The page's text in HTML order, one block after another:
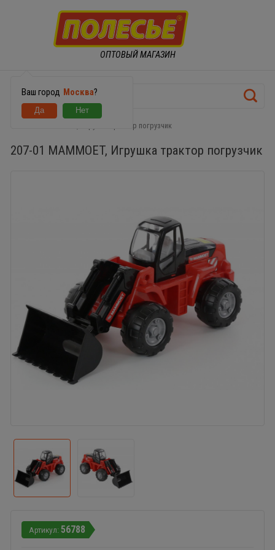
ОПТОВЫЙ МАГАЗИН
Ваш город Москва?
207-01 MAMMOET, Игрушка трактор погрузчик
207-01 MAMMOET, Игрушка трактор погрузчик
56788